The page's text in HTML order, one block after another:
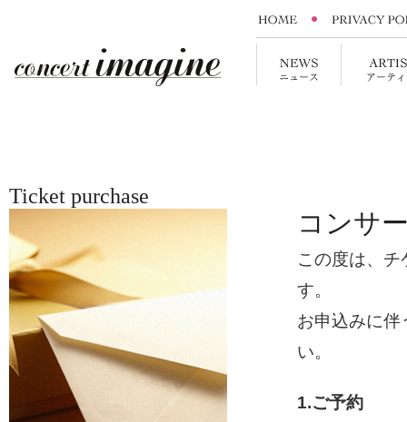
Ticket purchase
コンサ
この度は、
す。
お申込みに伴
い。
1.ご予約